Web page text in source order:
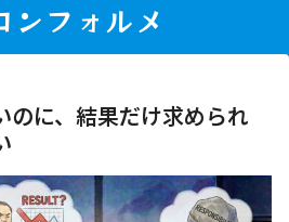
ンフォルメ
のに、結果だけ求められ